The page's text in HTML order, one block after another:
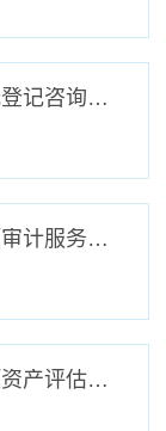
杭州工商信托股份有限公司信托登记咨询服务采购项目单一来源采购公示
杭州工商信托股份有限公司专项审计服务采购项目（重新采购）成交结果公示
杭州工商信托股份有限公司专项资产评估服务采购项目成交结果公示